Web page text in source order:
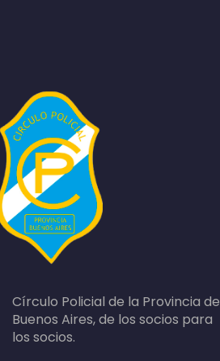
Círculo Policial de la Provincia de
Buenos Aires, de los socios para
los socios.